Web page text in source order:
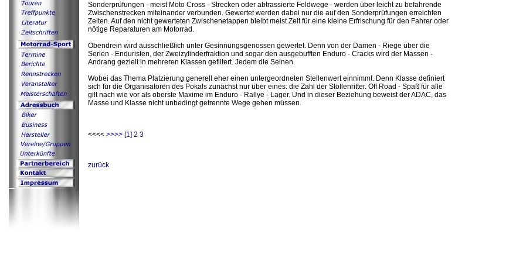
Sonderprüfungen - meist Moto Cross - Strecken oder abtrassierte Feldwege - werden über leicht zu befahrende
Zwischenstrecken miteinander verbunden. Gewertet werden dabei nur die auf den Sonderprüfungen erreichten
Zeiten. Auf den nicht gewerteten Zwischenetappen bleibt meist Zeit für eine kleine Erfrischung für den Fahrer oder
nötige Reparaturen am Motorrad.
Obendrein wird ausschließlich unter Gesinnungsgenossen gewertet. Denn von der Damen - Riege über die
Serien - Enduristen, der Zweizylinderfraktion und sogar den ausgebufften Enduro - Cracks wird der Massen -
Andrang gezielt in mehreren Klassen gefiltert. Jedem die Seinen.
Wobei das Thema Platzierung generell eher einen untergeordneten Stellenwert einnimmt. Denn Klasse definiert
sich für die Organisatoren des Pokals zunächst nur über eines: die Zahl der Stollenritter. Off Road - Spaß für alle
gilt nach wie vor als oberste Maxime im Enduro - Rallye - Lager. Und in dieser Beziehung beweist der ADAC, das
Masse und Klasse nicht unbedingt getrennte Wege gehen müssen.
<<<< >>>> [1] 2 3
zurück